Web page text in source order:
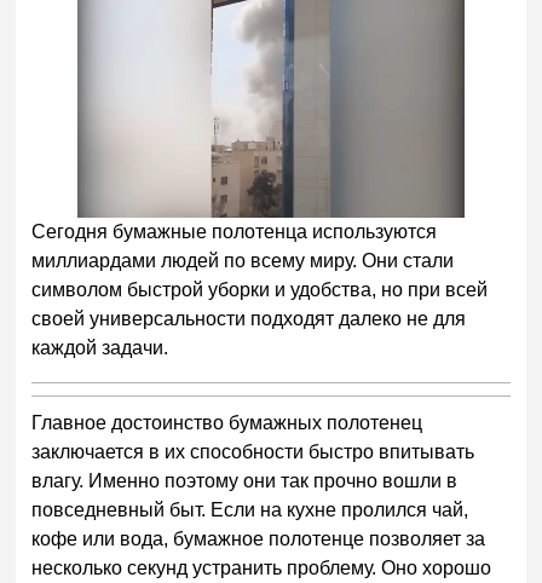
Сегодня бумажные полотенца используются
миллиардами людей по всему миру. Они стали
символом быстрой уборки и удобства, но при всей
своей универсальности подходят далеко не для
каждой задачи.
Главное достоинство бумажных полотенец
заключается в их способности быстро впитывать
влагу. Именно поэтому они так прочно вошли в
повседневный быт. Если на кухне пролился чай,
кофе или вода, бумажное полотенце позволяет за
несколько секунд устранить проблему. Оно хорошо